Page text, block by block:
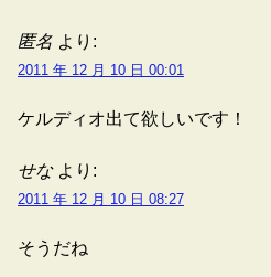
匿名 より:
2011 年 12 月 10 日 00:01
ケルディオ出て欲しいです！
せな より:
2011 年 12 月 10 日 08:27
そうだね